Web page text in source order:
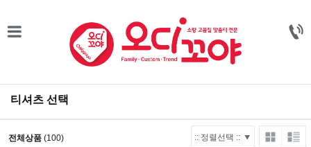
티셔츠 선택
전체상품 (100)